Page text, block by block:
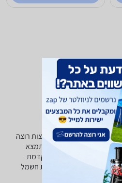
לפי עיר
קוטלי / דוחי יתושים - ‏Green Place ‏תכשיר למניעת עקיצות רוצה
שאתה צריך? רק בזאפ תמצא
יתושים מערכת סינון מתקדמת
מחירים ביותר מאלף חנויות חשמל
חכמה!